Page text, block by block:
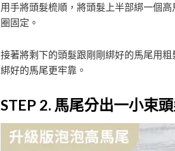
用手將頭髮梳順，將頭髮上半部綁一個
圈固定。
接著將剩下的頭髮跟剛剛綁好的馬尾用
綁好的馬尾更牢靠。
STEP 2. 馬尾分出一小束